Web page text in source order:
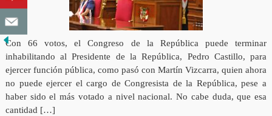
Con 66 votos, el Congreso de la República puede terminar
inhabilitando al Presidente de la República, Pedro Castillo, para
ejercer función pública, como pasó con Martín Vizcarra, quien ahora
no puede ejercer el cargo de Congresista de la República, pese a
haber sido el más votado a nivel nacional. No cabe duda, que esa
cantidad […]